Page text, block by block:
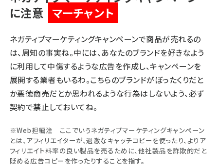
に注意 マーチャント
ネガティブマーケティングキャンペーンで商品が売れるの
は、周知の事実ね。中には、あなたのブランドを好きなよう
に利用して中傷するような広告を作成し、キャンペーンを
展開する業者もいるわ。こちらのブランドがぼったくりだと
か悪徳商売だとか思われるような行為はしないよう、必ず
契約で禁止しておいてね。
※Web担編注 ここでいうネガティブマーケティングキャンペーン
とは、アフィリエイターが、過激なキャッチコピーを使ったり、よりア
フィリエイト料率の良い製品を売るために、他社製品を詐欺的だと
貶める広告コピーを作ったりすることを指す。